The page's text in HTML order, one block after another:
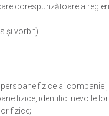
corespunzătoare a
și vorbit).
fizice ai
fizice, identifici nevoile
fizice;